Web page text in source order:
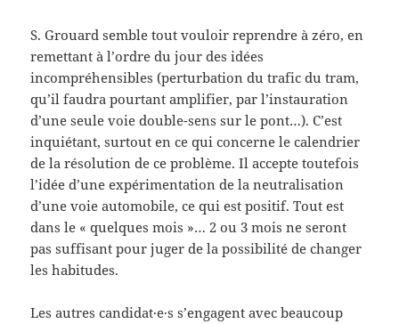
S. Grouard semble tout vouloir reprendre à zéro, en
remettant à l’ordre du jour des idées
incompréhensibles (perturbation du trafic du tram,
qu’il faudra pourtant amplifier, par l’instauration
d’une seule voie double-sens sur le pont…). C’est
inquiétant, surtout en ce qui concerne le calendrier
de la résolution de ce problème. Il accepte toutefois
l’idée d’une expérimentation de la neutralisation
d’une voie automobile, ce qui est positif. Tout est
dans le « quelques mois »… 2 ou 3 mois ne seront
pas suffisant pour juger de la possibilité de changer
les habitudes.
Les autres candidat·e·s s’engagent avec beaucoup